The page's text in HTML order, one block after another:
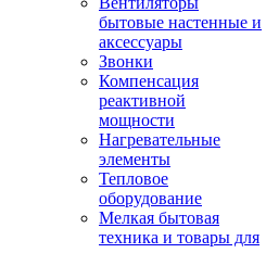
бытовые настенные и
аксессуары
Звонки
Компенсация
реактивной
мощности
Нагревательные
элементы
Тепловое
оборудование
Мелкая бытовая
техника и товары для